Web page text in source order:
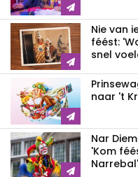
Nie van
féést:
snel
naar 't
Nar
'Kom
Narrebal'